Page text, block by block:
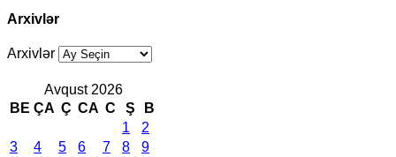
Arxivlər
Arxivlər
Avqust 2026
BE ÇA Ç CA C Ş
B
1
2
3
4 5 6 7 8
9